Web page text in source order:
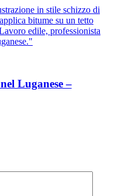
nel Luganese –